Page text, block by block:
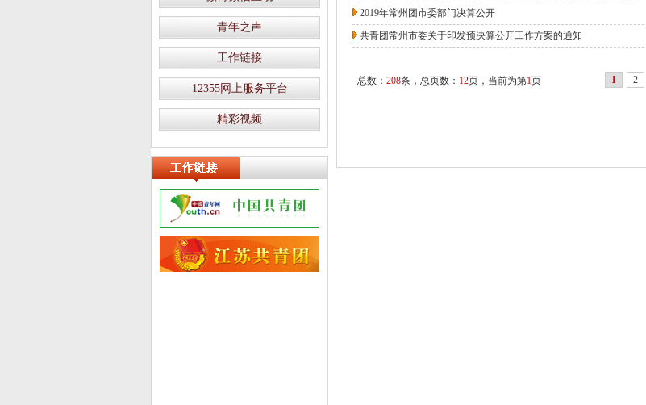
青年之声
工作链接
12355网上服务平台
精彩视频
2019年常州团市委部门决算公开
共青团常州市委关于印发预决算公开工作方案的通知
总数： 208条，总页数： 12页，当前为第1页 1 2